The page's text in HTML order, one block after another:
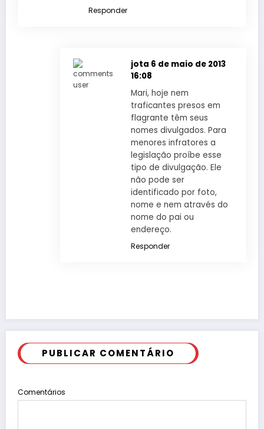
Responder
jota 6 de maio de 2013
16:08
Mari, hoje nem
traficantes presos em
flagrante têm seus
nomes divulgados. Para
menores infratores a
legislação proíbe esse
tipo de divulgação. Ele
não pode ser
identificado por foto,
nome e nem através do
nome do pai ou
endereço.
Responder
PUBLICAR COMENTÁRIO
Comentários